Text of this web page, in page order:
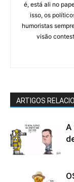
é, está ali no
isso, os
humoristas
visão
ARTIGOS
A